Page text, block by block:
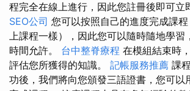
程完全在線上進行，因此您註冊後即可立
SEO公司 您可以按照自己的進度完成課
上課程一樣），因此您可以隨時隨地學習
時間允許。 台中整脊療程 在模組結束時
評估您所獲得的知識。 記帳服務推薦 課
功後，我們將向您頒發三語證書，您可以